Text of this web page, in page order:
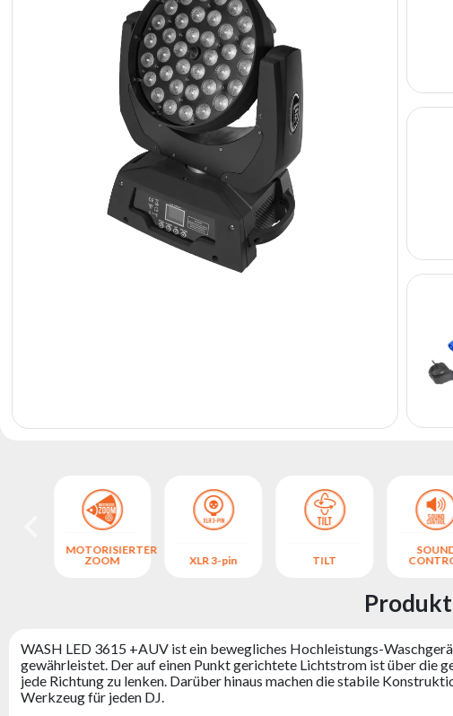
Ausstellungsbeleuchtung
MOTORISIERTER
ZOOM
XLR 3-pin TILT
WASH LED 3615 +AUV ist ein bewegliches Hochleistungs-
gewährleistet. Der auf einen Punkt gerichtete Lichtstrom ist über die
jede Richtung zu lenken. Darüber hinaus machen die stabile
Werkzeug für jeden DJ.